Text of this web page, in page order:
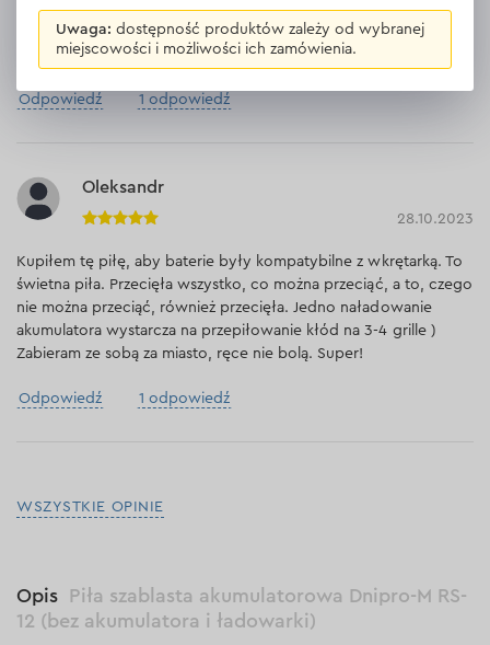
Dobry wieczór, jaka jest różnica w pile szablastej 20v?
Tylko głębokość cięcia i waga?
Odpowiedź 1 odpowiedź
Oleksandr
28.10.2023
Kupiłem tę piłę, aby baterie były kompatybilne z wkrętarką. To
świetna piła. Przecięła wszystko, co można przeciąć, a to, czego
nie można przeciąć, również przecięła. Jedno naładowanie
akumulatora wystarcza na przepiłowanie kłód na 3-4 grille )
Zabieram ze sobą za miasto, ręce nie bolą. Super!
Odpowiedź 1 odpowiedź
WSZYSTKIE OPINIE
Opis
Piła szablasta akumulatorowa Dnipro-M RS-
12 (bez akumulatora i ładowarki)
Uwaga: dostępność produktów zależy od wybranej
miejscowości i możliwości ich zamówienia.